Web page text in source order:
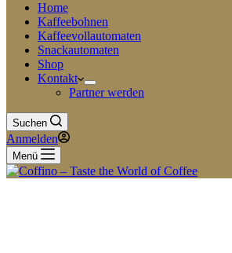
Home
Kaffeebohnen
Kaffeevollautomaten
Snackautomaten
Shop
Kontakt
Partner werden
Suchen
Anmelden
Menü